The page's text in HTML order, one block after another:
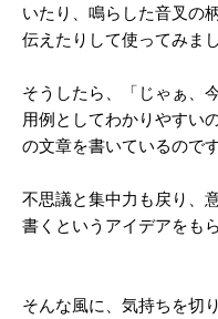
いたり、鳴らした音叉の
伝えたりして使ってみまし
そうしたら、「じゃぁ、
用例としてわかりやすい
の文章を書いているので
不思議と集中力も戻り、
書くというアイデアをも
そんな風に、気持ちを切